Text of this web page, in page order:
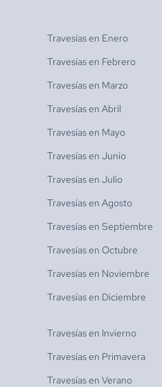
Travesías en Enero
Travesías en Febrero
Travesías en Marzo
Travesías en Abril
Travesías en Mayo
Travesías en Junio
Travesías en Julio
Travesías en Agosto
Travesías en Septiembre
Travesías en Octubre
Travesías en Noviembre
Travesías en Diciembre
Travesías en Invierno
Travesías en Primavera
Travesías en Verano